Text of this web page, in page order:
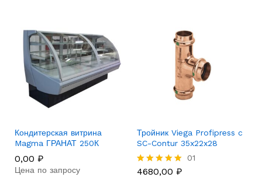
Кондитерская витрина
Magma ГРАНАТ 250К
0,00 ₽
Цена по запросу
Тройник Viega Profipress c
SC-Contur 35x22x28
Rated
01
4680,00 ₽